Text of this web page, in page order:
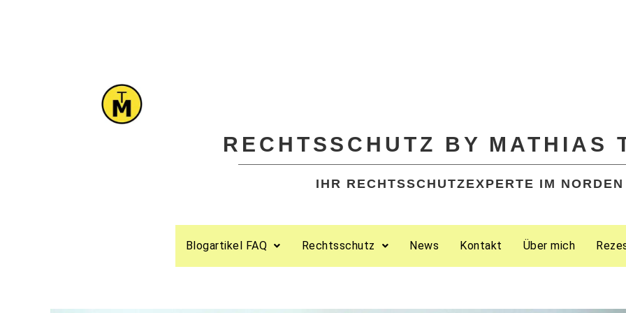
RECHTSSCHUTZ BY MATHIAS
IHR RECHTSSCHUTZEXPERTE IM NORDEN
Blogartikel FAQ Rechtsschutz News Kontakt Über mich